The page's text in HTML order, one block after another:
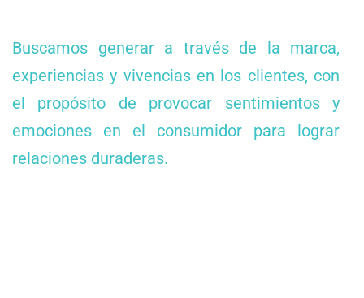
Buscamos generar a través de la marca,
experiencias y vivencias en los clientes, con
el propósito de provocar sentimientos y
emociones en el consumidor para lograr
relaciones duraderas.